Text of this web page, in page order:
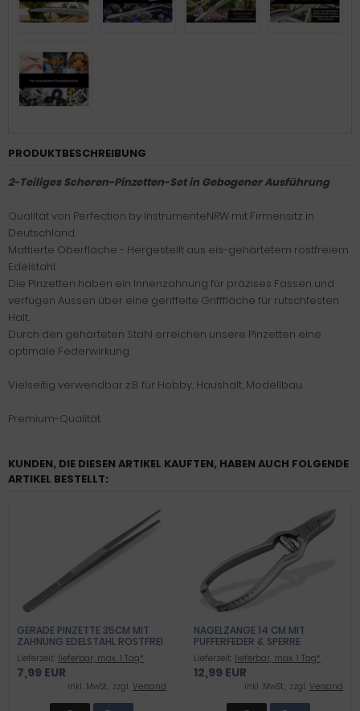
PRODUKTBESCHREIBUNG
2-Teiliges Scheren-Pinzetten-Set in Gebogener Ausführung
Qualität von Perfection by InstrumenteNRW mit Firmensitz in
Deutschland.
Mattierte Oberfläche - Hergestellt aus eis-gehärtetem rostfreiem
Edelstahl.
Die Pinzetten haben ein Innenzahnung für präzises Fassen und
verfügen Aussen über eine geriffelte Grifffläche für rutschfesten
Halt.
Durch den gehärteten Stahl erreichen unsere Pinzetten eine
optimale Federwirkung.
Vielseitig verwendbar z.B. für Hobby, Haushalt, Modellbau.
Premium-Qualität.
KUNDEN, DIE DIESEN ARTIKEL KAUFTEN, HABEN AUCH FOLGENDE
ARTIKEL BESTELLT:
GERADE PINZETTE 35CM MIT
ZAHNUNG EDELSTAHL ROSTFREI
Lieferzeit: lieferbar, max. 1 Tag*
7,99 EUR
inkl .MwSt., zzgl. Versand
NAGELZANGE 14 CM MIT
PUFFERFEDER & SPERRE
PROFIQUALITÄT
Lieferzeit: lieferbar, max. 1 Tag*
12,99 EUR
inkl .MwSt., zzgl. Versand